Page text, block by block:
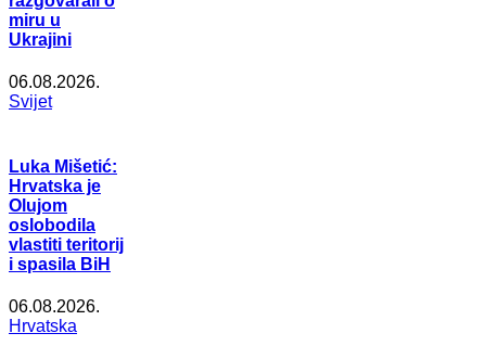
miru u
Ukrajini
06.08.2026.
Svijet
Luka Mišetić:
Hrvatska je
Olujom
oslobodila
vlastiti teritorij
i spasila BiH
06.08.2026.
Hrvatska